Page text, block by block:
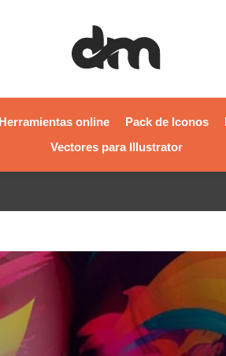
Herramientas online Pack de Iconos
Vectores para Illustrator